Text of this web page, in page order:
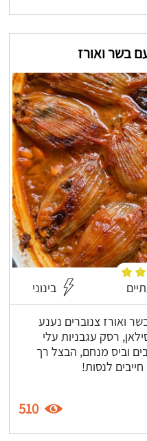
בשר ואורז
בינוני
ואורז צנוברים נענע
רסק עגבניות עלי
וביס מנחם, הבצל רך
לנסות!
510